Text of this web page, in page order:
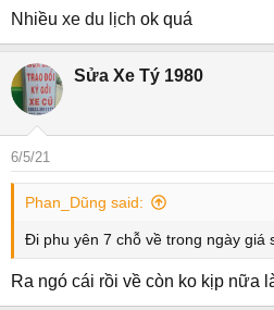
s
Nhiều xe du lịch ok quá
Sửa Xe Tý 1980
6/5/21
Phan_Dũng said:
Đi phu yên 7 chỗ về trong ngày giá
Ra ngó cái rồi về còn ko kịp nữa